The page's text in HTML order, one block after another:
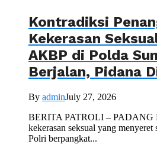
Kontradiksi
Kekerasan
AKBP di Polda
Berjalan, Pidana
By adminJuly 27, 2026
BERITA PATROLI – PADANG
kekerasan seksual yang
Polri berpangkat...